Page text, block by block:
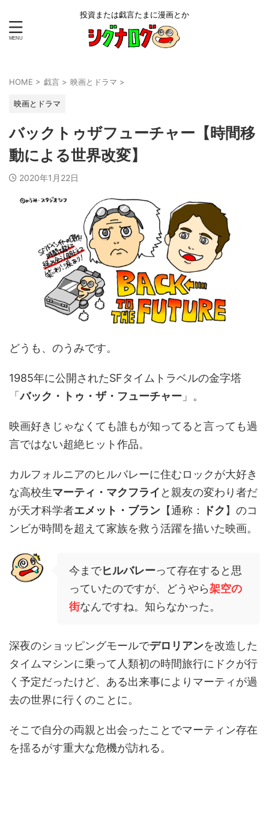
投資または戯言たまに漫画とか
HOME > 戯言 > 映画とドラマ >
映画とドラマ
バックトゥザフューチャー【時間移
動による世界改変】
2020年1月22日
どうも、のうみです。
1985年に公開されたSFタイムトラベルの金字塔
「バック・トゥ・ザ・フューチャー 」。
映画好きじゃなくても誰もが知ってると言っても過
言ではない超絶ヒット作品。
カルフォルニアのヒルバレーに住むロックが大好き
な高校生マーティ・マクフライ と親友の変わり者だ
が天才科学者エメット・ブラン 【通称： ドク 】のコ
ンビが時間を超えて家族を救う活躍を描いた映画。
今までヒルバレーって存在すると思
っていたのですが、どうやら架空の
街なんですね。知らなかった。
深夜のショッピングモールでデロリアンを改造した
タイムマシンに乗って人類初の時間旅行にドクが行
く予定だったけど、ある出来事によりマーティが過
去の世界に行くのことに。
そこで自分の両親と出会ったことでマーティン存在
を揺るがす重大な危機が訪れる。